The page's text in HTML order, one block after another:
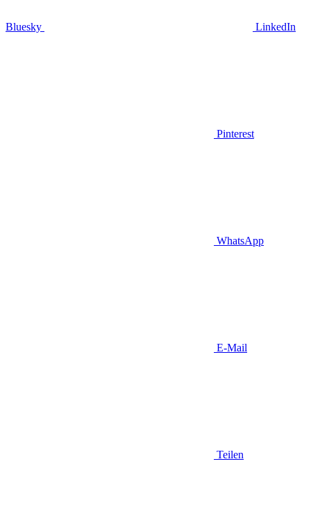
Bluesky LinkedIn
Pinterest
WhatsApp
E-Mail
Teilen